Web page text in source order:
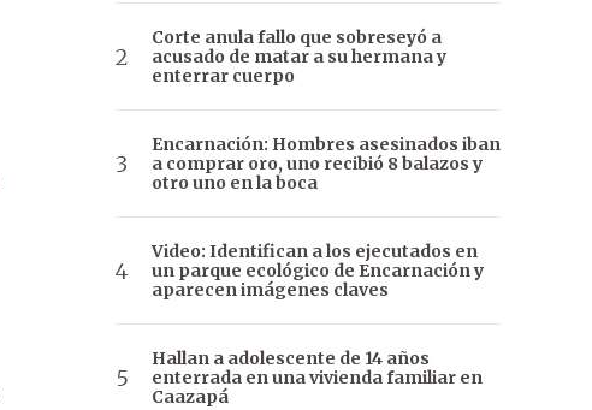
Corte anula fallo que sobreseyó a
acusado de matar a su hermana y
enterrar cuerpo
Encarnación: Hombres asesinados iban
a comprar oro, uno recibió 8 balazos y
otro uno en la boca
Video: Identifican a los ejecutados en
un parque ecológico de Encarnación y
aparecen imágenes claves
Hallan a adolescente de 14 años
enterrada en una vivienda familiar en
Caazapá